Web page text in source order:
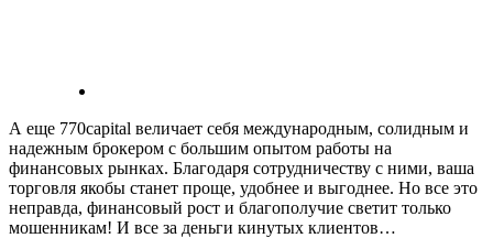
А еще 770capital величает себя международным, солидным и
надежным брокером с большим опытом работы на
финансовых рынках. Благодаря сотрудничеству с ними, ваша
торговля якобы станет проще, удобнее и выгоднее. Но все это
неправда, финансовый рост и благополучие светит только
мошенникам! И все за деньги кинутых клиентов…